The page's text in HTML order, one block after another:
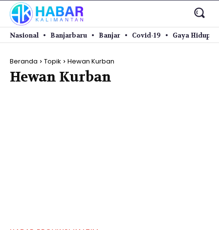
Nasional Banjarbaru Banjar Covid-19 Gaya Hidup
Beranda Topik Hewan Kurban
Hewan Kurban